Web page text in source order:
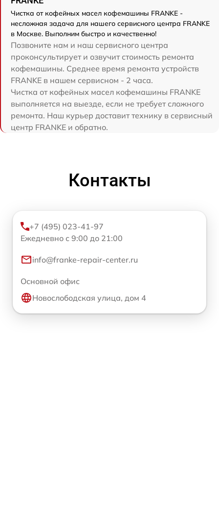
Чистка от кофейных масел кофемашины FRANKE -
несложная задача для нашего сервисного центра FRANKE
в Москве. Выполним быстро и качественно!
Позвоните нам и наш сервисного центра
проконсультирует и озвучит стоимость ремонта
кофемашины. Среднее время ремонта устройств
FRANKE в нашем сервисном - 2 часа.
Чистка от кофейных масел кофемашины FRANKE
выполняется на выезде, если не требует сложного
ремонта. Наш курьер доставит технику в сервисный
центр FRANKE и обратно.
Контакты
+7 (495) 023-41-97
Ежедневно с 9:00 до 21:00
info@franke-repair-center.ru
Основной офис
Новослободская улица, дом 4